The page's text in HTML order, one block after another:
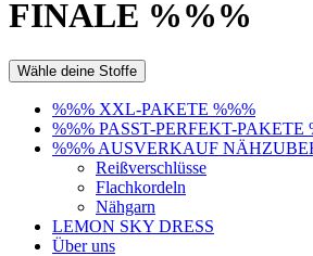
FINALE %%%
Wähle deine Stoffe
%%% XXL-PAKETE %%%
%%% PASST-PERFEKT-PAKETE
%%% AUSVERKAUF
Reißverschlüsse
Flachkordeln
Nähgarn
LEMON SKY DRESS
Über uns